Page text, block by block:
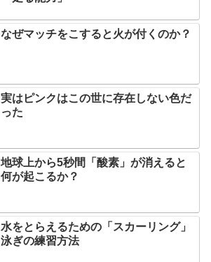
なぜマッチをこすると火が付くのか？
実はピンクはこの世に存在しない色だ
った
地球上から5秒間「酸素」が消えると
何が起こるか？
水をとらえるための「スカーリング」
泳ぎの練習方法